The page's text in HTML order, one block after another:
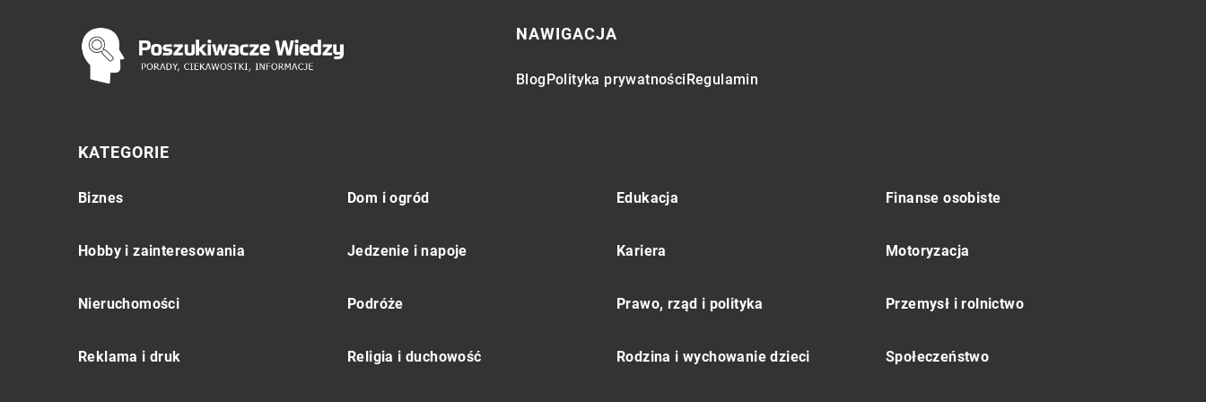
NAWIGACJA
BlogPolityka prywatnościRegulamin
KATEGORIE
Biznes Dom i ogród Edukacja Finanse osobiste
Hobby i zainteresowania Jedzenie i napoje Kariera Motoryzacja
Nieruchomości Podróże Prawo, rząd i polityka Przemysł i rolnictwo
Reklama i druk Religia i duchowość Rodzina i wychowanie dzieci Społeczeństwo